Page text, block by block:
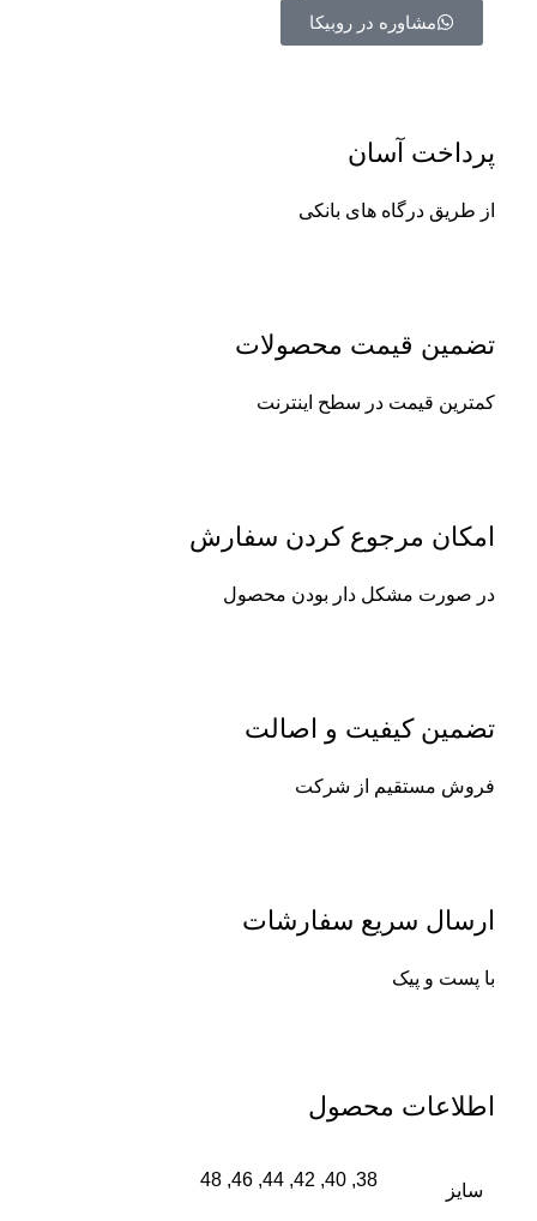
مشاوره در روبیکا
پرداخت آسان
از طریق درگاه های بانکی
تضمین قیمت محصولات
کمترین قیمت در سطح اینترنت
امکان مرجوع کردن سفارش
در صورت مشکل دار بودن محصول
تضمین کیفیت و اصالت
فروش مستقیم از شرکت
ارسال سریع سفارشات
با پست و پیک
اطلاعات محصول
سایز
38, 40, 42, 44, 46, 48